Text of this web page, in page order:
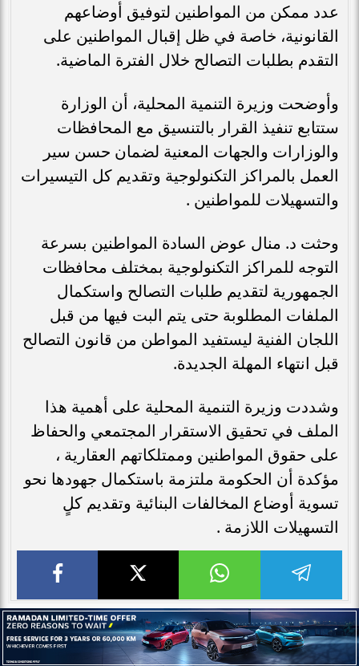
عدد ممكن من المواطنين لتوفيق أوضاعهم
القانونية، خاصة في ظل إقبال المواطنين على
التقدم بطلبات التصالح خلال الفترة الماضية.
وأوضحت وزيرة التنمية المحلية، أن الوزارة
ستتابع تنفيذ القرار بالتنسيق مع المحافظات
والوزارات والجهات المعنية لضمان حسن سير
العمل بالمراكز التكنولوجية وتقديم كل التيسيرات
والتسهيلات للمواطنين .
وحثت د. منال عوض السادة المواطنين بسرعة
التوجه للمراكز التكنولوجية بمختلف محافظات
الجمهورية لتقديم طلبات التصالح واستكمال
الملفات المطلوبة حتى يتم البت فيها من قبل
اللجان الفنية ليستفيد المواطن من قانون التصالح
قبل انتهاء المهلة الجديدة.
وشددت وزيرة التنمية المحلية على أهمية هذا
الملف في تحقيق الاستقرار المجتمعي والحفاظ
على حقوق المواطنين وممتلكاتهم العقارية ،
مؤكدة أن الحكومة ملتزمة باستكمال جهودها نحو
تسوية أوضاع المخالفات البنائية وتقديم كلٍ
التسهيلات اللازمة .